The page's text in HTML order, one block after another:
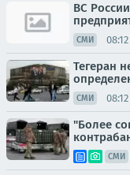
ВС
СМИ 08:12
Тегеран
СМИ 08:12
"Более
СМИ